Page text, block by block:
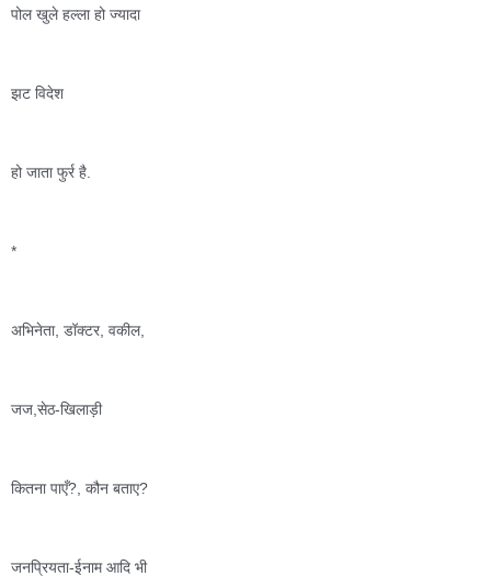
पोल खुले हल्ला हो ज्यादा
झट विदेश
हो जाता फुर्र है.
*
अभिनेता, डॉक्टर, वकील,
जज,सेठ-खिलाड़ी
कितना पाएँ?, कौन बताए?
जनप्रियता-ईनाम आदि भी